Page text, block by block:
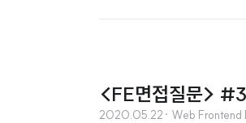
<FE면접질문>
2020.05.22 · Web